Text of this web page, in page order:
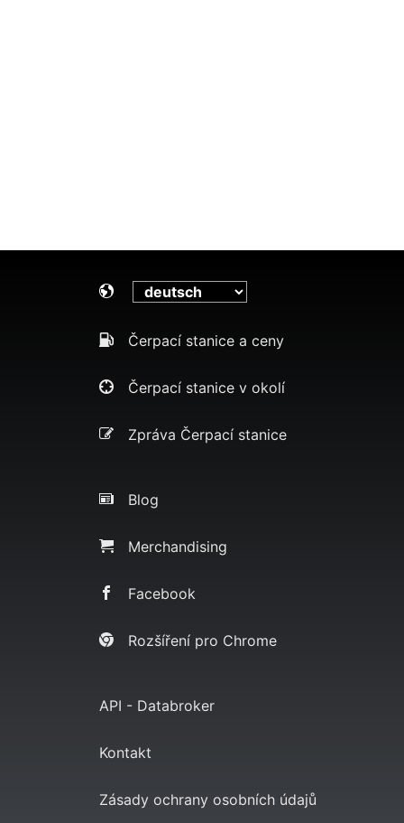
Čerpací stanice a ceny
Čerpací stanice v okolí
Zpráva Čerpací stanice
Blog
Merchandising
Facebook
Rozšíření pro Chrome
API - Databroker
Kontakt
Zásady ochrany osobních údajů